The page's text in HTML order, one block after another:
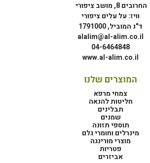
החרובים 8, מושב ציפורי
וויז: על עלים ציפורי
ד"נ המוביל, 1791000
alalim@al-alim.co.il
04-6464848
www.al-alim.co.il
המוצרים שלנו
צמחי מרפא
חליטות להנאה
תבלינים
שמנים
תוספי תזונה
מינרלים וחומרי גלם
מוצרי מורינגה
פטריות
אביזרים